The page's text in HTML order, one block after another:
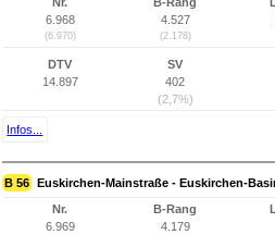
6.968
(6.970)
4.527
(2.178)
DTV
14.897
SV
402
(2,7%)
Infos...
B 56 Euskirchen-Mainstraße - Euskirchen-
Nr.
6.969
B-Rang
4.179